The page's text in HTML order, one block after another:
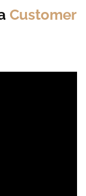
Customer